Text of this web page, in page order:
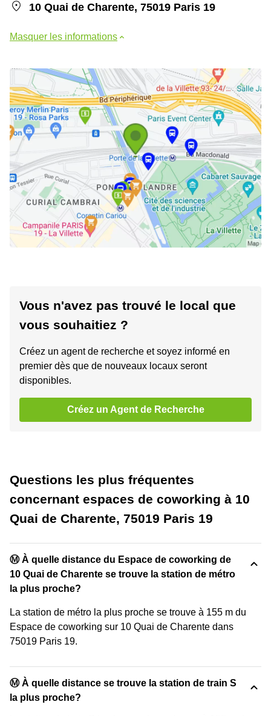
10 Quai de Charente, 75019 Paris 19
Masquer les informations
Vous n'avez pas trouvé le local que
vous souhaitiez ?
Créez un agent de recherche et soyez informé en
premier dès que de nouveaux locaux seront
disponibles.
Créez un Agent de Recherche
Questions les plus fréquentes
concernant espaces de coworking à 10
Quai de Charente, 75019 Paris 19
Ⓜ️ À quelle distance du Espace de coworking de
10 Quai de Charente se trouve la station de métro
la plus proche?
La station de métro la plus proche se trouve à 155 m du
Espace de coworking sur 10 Quai de Charente dans
75019 Paris 19.
Ⓜ️ À quelle distance se trouve la station de train S
la plus proche?